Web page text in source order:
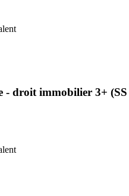
droit immobilier 3+ (SS